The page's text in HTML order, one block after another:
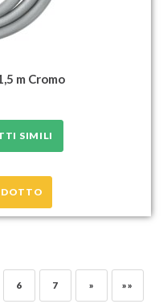
m Cromo
SIMILI
6 7 » »»